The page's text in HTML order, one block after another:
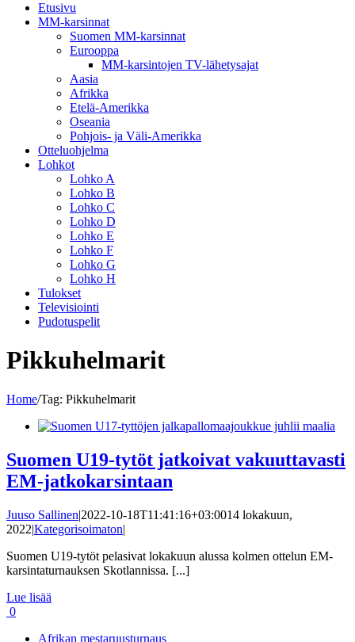
Etusivu
MM-karsinnat
Suomen MM-karsinnat
Eurooppa
MM-karsintojen TV-lähetysajat
Aasia
Afrikka
Etelä-Amerikka
Oseania
Pohjois- ja Väli-Amerikka
Otteluohjelma
Lohkot
Lohko A
Lohko B
Lohko C
Lohko D
Lohko E
Lohko F
Lohko G
Lohko H
Tulokset
Televisiointi
Pudotuspelit
Pikkuhelmarit
Home/Tag: Pikkuhelmarit
Suomen U19-tytöt jatkoivat vakuuttavasti
EM-jatkokarsintaan
Juuso Sallinen|2022-10-18T11:41:16+03:0014 lokakuun,
2022|Kategorisoimaton|
Suomen U19-tytöt pelasivat lokakuun alussa kolmen ottelun EM-
karsintaturnauksen Skotlannissa. [...]
Lue lisää
0
Afrikan mestaruusturnaus